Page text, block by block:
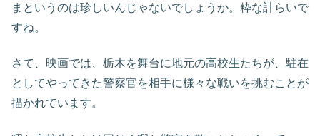
まというのは珍しいんじゃないでしょうか。粋な計らいで
すね。
さて、映画では、栃木を舞台に地元の高校生たちが、駐在
としてやってきた警察官を相手に様々な戦いを挑むことが
描かれています。